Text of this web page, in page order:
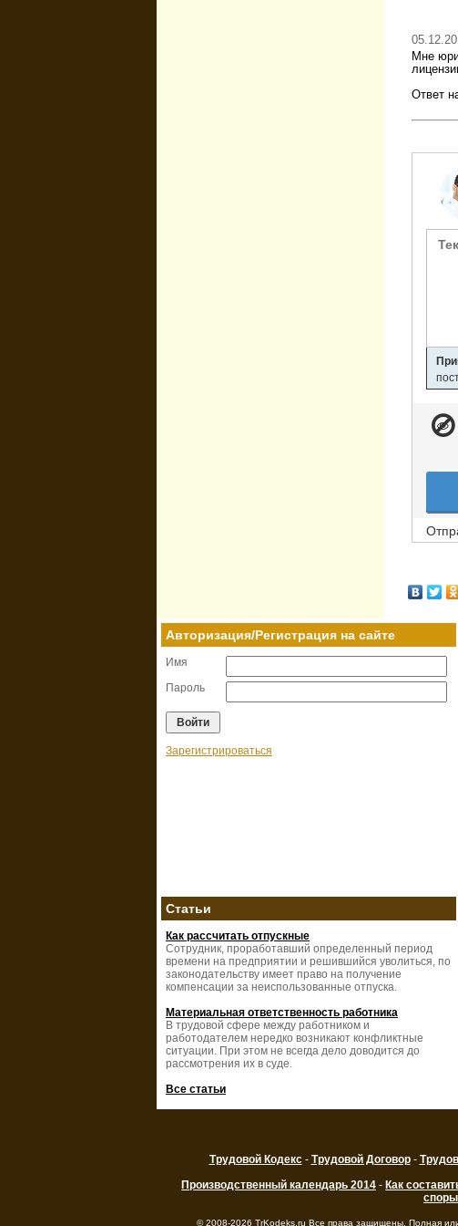
Мне
Ответ
Авторизация/Регистрация на сайте
Имя
Пароль
Зарегистрироваться
Статьи
Как рассчитать отпускные
Сотрудник, проработавший определенный период
времени на предприятии и решившийся уволиться, по
законодательству имеет право на получение
компенсации за неиспользованные отпуска.
Материальная ответственность работника
В трудовой сфере между работником и
работодателем нередко возникают конфликтные
ситуации. При этом не всегда дело доводится до
рассмотрения их в суде.
Все статьи
Трудовой Кодекс- Трудовой Договор-
Производственный календарь 2014 - Как
споры
© 2008-2026 TrKodeks.ru Все права защищены. Полная или